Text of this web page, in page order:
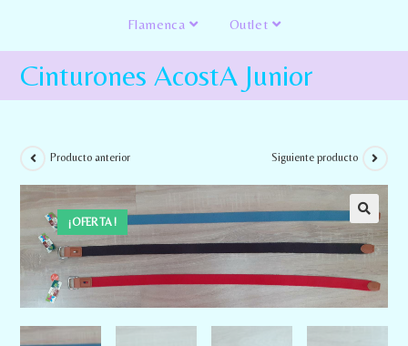
Flamenca Outlet
Cinturones AcostA Junior
¡OFERTA!
Producto anterior Siguiente producto